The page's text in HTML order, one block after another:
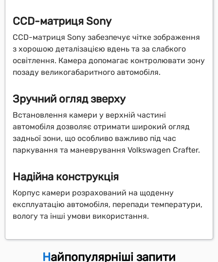
CCD-матриця Sony
CCD-матриця Sony забезпечує чітке зображення
з хорошою деталізацією вдень та за слабкого
освітлення. Камера допомагає контролювати зону
позаду великогабаритного автомобіля.
Зручний огляд зверху
Встановлення камери у верхній частині
автомобіля дозволяє отримати широкий огляд
задньої зони, що особливо важливо під час
паркування та маневрування Volkswagen Crafter.
Надійна конструкція
Корпус камери розрахований на щоденну
експлуатацію автомобіля, перепади температури,
вологу та інші умови використання.
Найпопулярніші запити